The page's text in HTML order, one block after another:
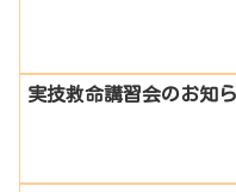
実技救命講習会のお知